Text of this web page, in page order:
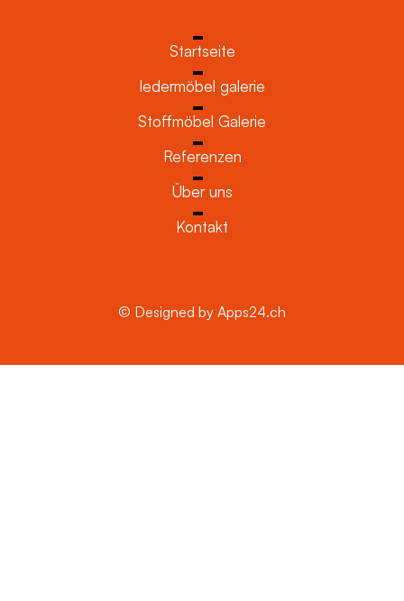
Startseite
ledermöbel galerie
Stoffmöbel Galerie
Referenzen
Über uns
Kontakt
© Designed by Apps24.ch